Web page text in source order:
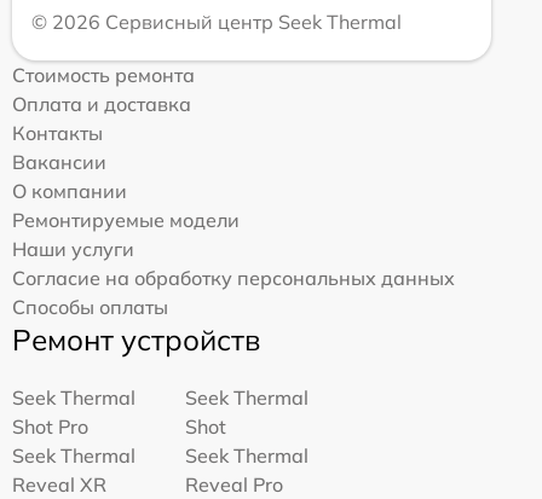
© 2026 Сервисный центр Seek Thermal
Стоимость ремонта
Оплата и доставка
Контакты
Вакансии
О компании
Ремонтируемые модели
Наши услуги
Согласие на обработку персональных данных
Способы оплаты
Ремонт устройств
Seek Thermal
Shot Pro
Seek Thermal
Shot
Seek Thermal
Reveal XR
Seek Thermal
Reveal Pro